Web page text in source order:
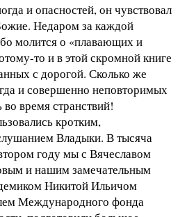
и опасностей, он чувствовал
Недаром за каждой
молится о «плавающих и
то и в этой скромной книге
с дорогой. Сколько же
и совершенно неповторимых
время странствий!
кротким,
Владыки. В тысяча
году мы с Вячеславом
и нашим замечательным
Никитой Ильичом
Международного фонда